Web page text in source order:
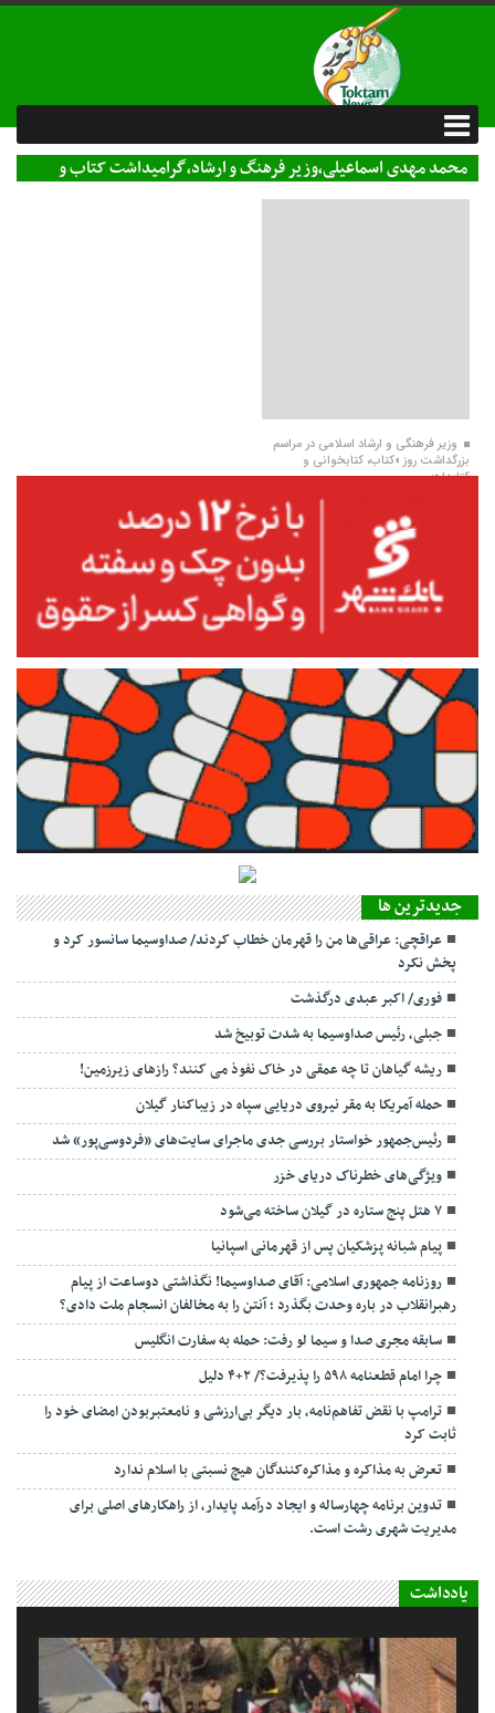
محمد مهدی اسماعیلی،وزیر فرهنگ و ارشاد،گرامیداشت کتاب و
کتابخوانی،ناشرین،نویسندگان
وزیر فرهنگی و ارشاد اسلامی در مراسم
بزرگداشت روز «کتاب، کتابخوانی و
کتابدار»:
مسائل معیشتی و اقتصادی به
جز از دریچه حوزه فرهنگ
امکان‌پذیر نخواهد بود.
جديدترين ها
عراقچی: عراقی‌ها من را قهرمان خطاب کردند/ صداوسیما سانسور کرد و
پخش نکرد
فوری/ اکبر عبدی درگذشت
جبلی، رئیس صداوسیما به شدت توبیخ شد
ریشه گیاهان تا چه عمقی در خاک نفوذ می کنند؟ رازهای زیرزمین!
حمله آمریکا به مقر نیروی دریایی سپاه در زیباکنار گیلان
رئیس‌جمهور خواستار بررسی جدی ماجرای سایت‌های «فردوسی‌پور» شد
ویژگی‌های خطرناک دریای خزر
۷ هتل پنج ستاره در گیلان ساخته می‌شود
پیام شبانه پزشکیان پس از قهرمانی اسپانیا
روزنامه جمهوری اسلامی: آقای صداوسیما! نگذاشتی دوساعت از پیام
رهبرانقلاب در باره وحدت بگذرد ؛ آنتن را به مخالفان انسجام ملت دادی؟
سابقه مجری صدا و سیما لو رفت: حمله به سفارت انگلیس
چرا امام قطعنامه ۵۹۸ را پذیرفت؟/ ۲+۴ دلیل
ترامپ با نقض تفاهم‌نامه، بار دیگر بی‌ارزشی و نامعتبربودن امضای خود را
ثابت کرد
تعرض به مذاکره و مذاکره‌کنندگان هیچ نسبتی با اسلام ندارد
تدوین برنامه چهارساله و ایجاد درآمد پایدار، از راهکارهای اصلی برای
مدیریت شهری رشت است.
یادداشت